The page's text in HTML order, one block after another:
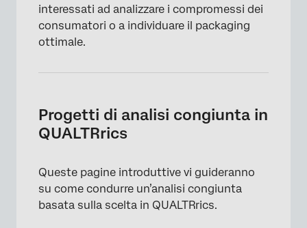
interessati ad analizzare i compromessi dei
consumatori o a individuare il packaging
ottimale.
Progetti di analisi congiunta in
QUALTRrics
Queste pagine introduttive vi guideranno
su come condurre un’analisi congiunta
basata sulla scelta in QUALTRrics.